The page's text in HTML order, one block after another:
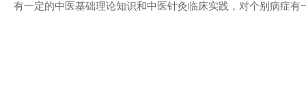
有一定的中医基础理论知识和中医针灸临床实践，对个别病症